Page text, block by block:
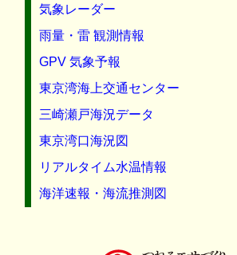
気象レーダー
雨量・雷 観測情報
GPV 気象予報
東京湾海上交通センター
三崎瀬戸海況データ
東京湾口海況図
リアルタイム水温情報
海洋速報・海流推測図